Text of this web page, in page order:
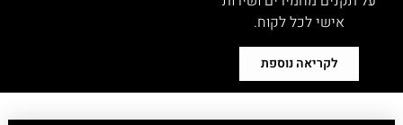
אישי לכל לקוח.
לקריאה נוספת